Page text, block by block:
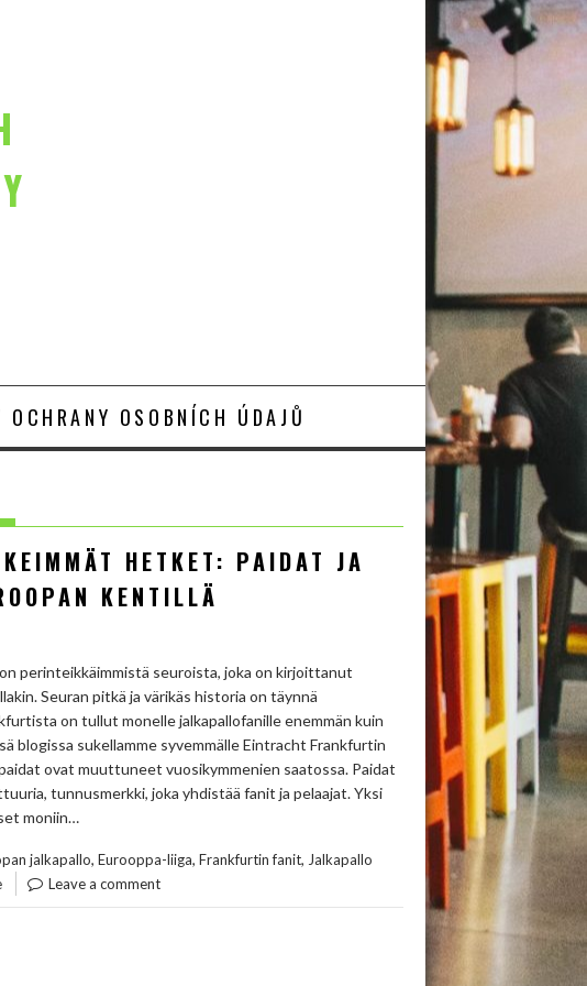
OCHRANY OSOBNÍCH ÚDAJŮ
HETKET: PAIDAT JA
KENTILLÄ
perinteikkäimmistä seuroista, joka on kirjoittanut
Seuran pitkä ja värikäs historia on täynnä
on tullut monelle jalkapallofanille enemmän kuin
blogissa sukellamme syvemmälle Eintracht Frankfurtin
ovat muuttuneet vuosikymmenien saatossa. Paidat
tunnusmerkki, joka yhdistää fanit ja pelaajat. Yksi
moniin…
jalkapallo, Eurooppa-liiga, Frankfurtin fanit, Jalkapallo
Leave a comment